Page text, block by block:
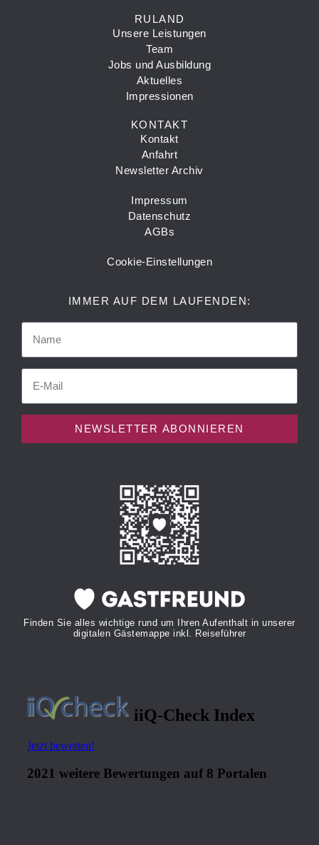
RULAND
Unsere Leistungen
Team
Jobs und Ausbildung
Aktuelles
Impressionen
KONTAKT
Kontakt
Anfahrt
Newsletter Archiv
Impressum
Datenschutz
AGBs
Cookie-Einstellungen
IMMER AUF DEM LAUFENDEN:
NEWSLETTER ABONNIEREN
Finden Sie alles wichtige rund um Ihren Aufenthalt in unserer
digitalen Gästemappe inkl. Reiseführer